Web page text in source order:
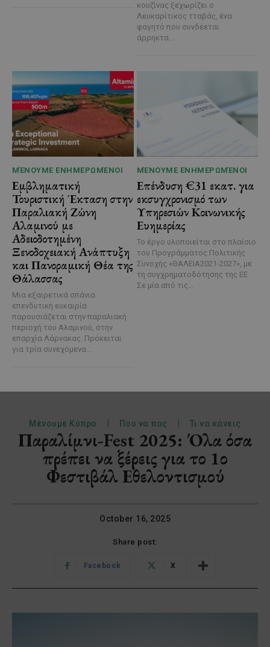
κουζίνας ξεχωρίζει ο
Λευκαρίτικος τταβάς, ένα
φαγητό που συνδέεται
άρρηκτα...
ΜΈΝΟΥΜΕ ΕΝΗΜΕΡΩΜΈΝΟΙ
Εμβληματική
Τουριστική Έκταση στην
Παραλιακή Ζώνη
Αλαμινού με
Αδειοδοτημένη
Ξενοδοχειακή Ανάπτυξη
και Πανοραμική Θέα της
Θάλασσας
Μια εξαιρετικά σπάνια
επενδυτική ευκαιρία
παρουσιάζεται στην παραλιακή
περιοχή του Αλαμινού, στην
επαρχία Λάρνακας. Πρόκειται
για τρία συνεχόμενα...
ΜΈΝΟΥΜΕ ΕΝΗΜΕΡΩΜΈΝΟΙ
Επένδυση €31 εκατ. για
εκσυγχρονισμό των
Υπηρεσιών Κοινωνικής
Ευημερίας
Το έργο υλοποιείται στο πλαίσιο
του Προγράμματος Πολιτικής
Συνοχής «ΘΑΛΕΙΑ2021-2027», με
τη συγχρηματοδότησης της ΕΕ
Σε μία από τις...